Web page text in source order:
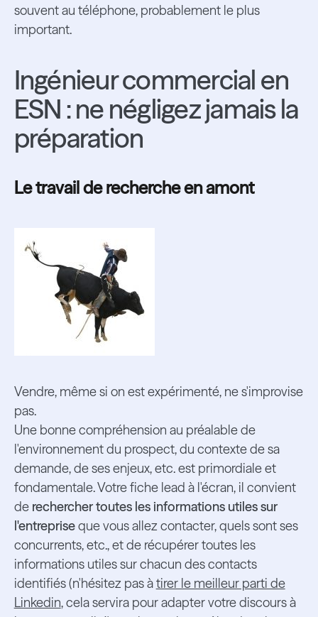
souvent au téléphone, probablement le plus
important.
Ingénieur commercial en
ESN : ne négligez jamais la
préparation
Le travail de recherche en amont
Vendre, même si on est expérimenté, ne s'improvise
pas.
Une bonne compréhension au préalable de
l'environnement du prospect, du contexte de sa
demande, de ses enjeux, etc. est primordiale et
fondamentale. Votre fiche lead à l'écran, il convient
de rechercher toutes les informations utiles sur
l'entrepriseque vous allez contacter, quels sont ses
concurrents, etc., et de récupérer toutes les
informations utiles sur chacun des contacts
identifiés (n'hésitez pas àtirer le meilleur parti de
Linkedin, cela servira pour adapter votre discours à